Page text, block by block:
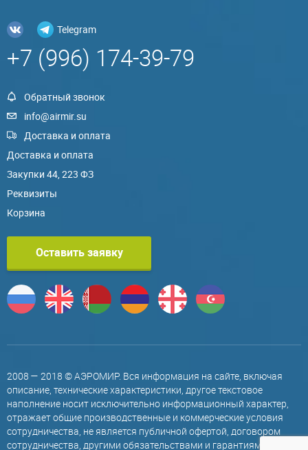
Telegram
+7 (996) 174-39-79
Обратный звонок
info@airmir.su
Доставка и оплата
Доставка и оплата
Закупки 44, 223 ФЗ
Реквизиты
Корзина
Оставить заявку
2008 — 2018 © АЭРОМИР. Вся информация на сайте, включая
описание, технические характеристики, другое текстовое
наполнение носит исключительно информационный характер,
отражает общие производственные и коммерческие условия
сотрудничества, не является публичной офертой, договором
сотрудничества, другими обязательствами и гарантиями,